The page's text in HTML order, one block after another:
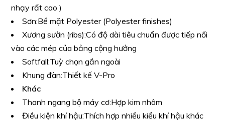
nhạy rất cao )
Sơn:Bề mặt Polyester (Polyester finishes)
Xương sườn (ribs):Có độ dài tiêu chuẩn được tiếp nối
vào các mép của bảng cộng hưởng
Softfall:Tuỳ chọn gắn ngoài
Khung đàn:Thiết kế V-Pro
Khác
Thanh ngang bộ máy cơ:Hợp kim nhôm
Điều kiện khí hậu:Thích hợp nhiều kiểu khí hậu khác